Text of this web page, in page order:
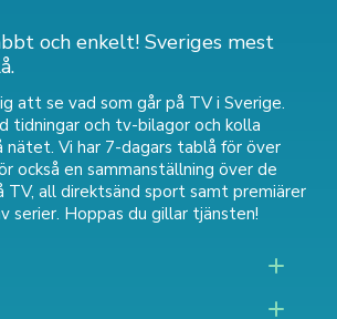
och enkelt! Sveriges mest
att se vad som går på TV i Sverige.
tidningar och tv-bilagor och kolla
Vi har 7-dagars tablå för över
också en sammanställning över de
TV, all direktsänd sport samt premiärer
serier. Hoppas du gillar tjänsten!